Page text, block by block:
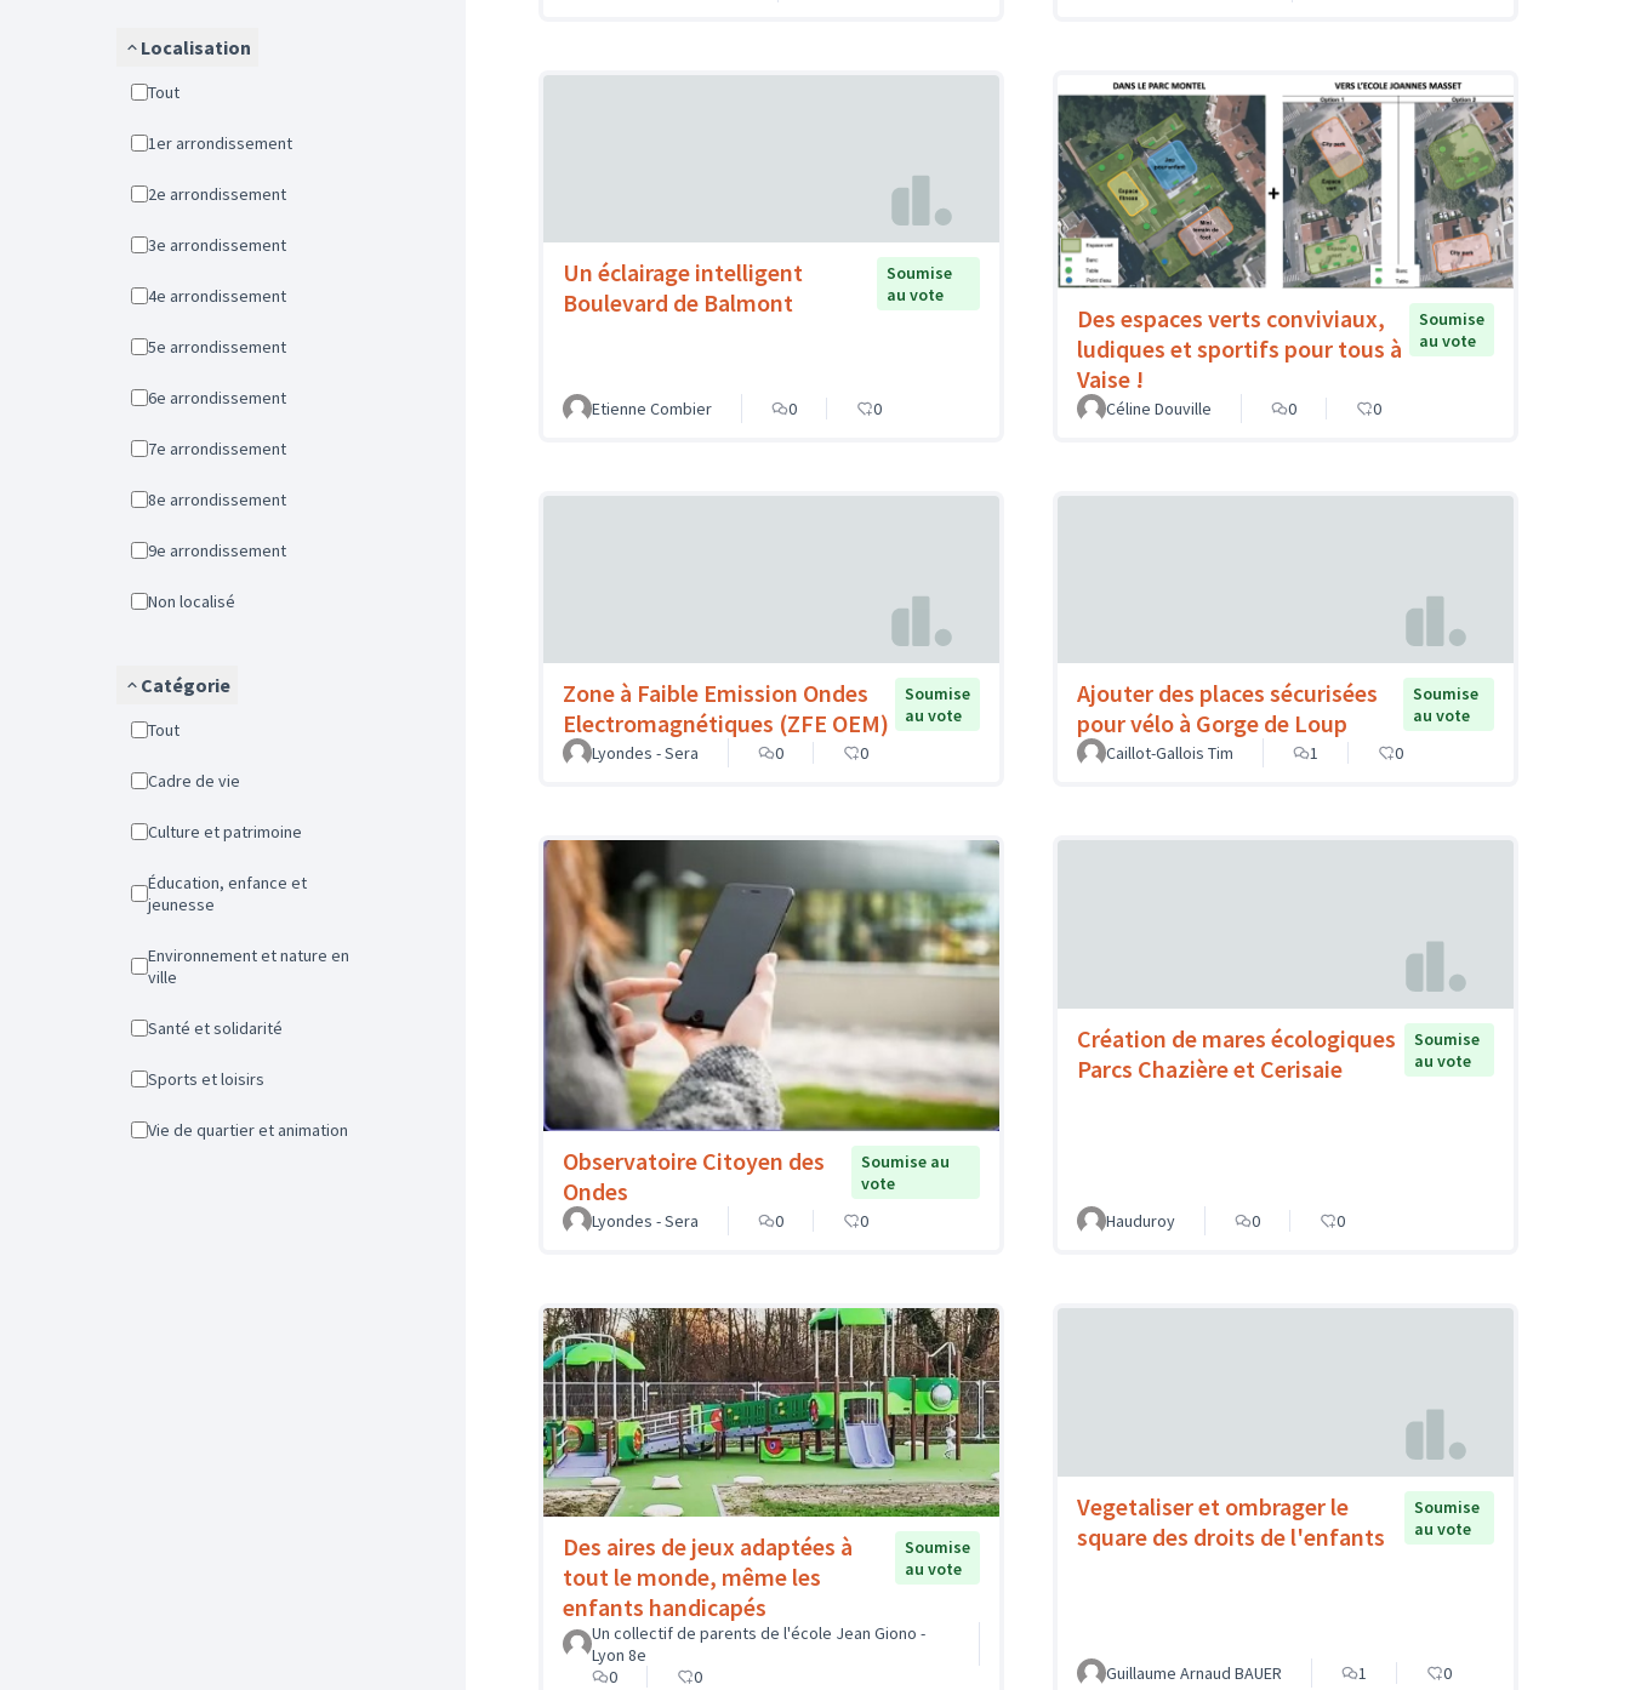
Localisation
Tout
1er arrondissement
2e arrondissement
3e arrondissement
4e arrondissement
5e arrondissement
6e arrondissement
7e arrondissement
8e arrondissement
9e arrondissement
Non localisé
Catégorie
Tout
Cadre de vie
Culture et patrimoine
Éducation, enfance et
jeunesse
Environnement et nature en
ville
Santé et solidarité
Sports et loisirs
Vie de quartier et animation
Un éclairage intelligent
Boulevard de Balmont
Soumise
au vote
Etienne Combier 0 0
Des espaces verts conviviaux,
ludiques et sportifs pour tous à
Vaise !
Soumise
au vote
Céline Douville 0 0
Zone à Faible Emission Ondes
Electromagnétiques (ZFE OEM)
Soumise
au vote
Lyondes - Sera
0 0
Ajouter des places sécurisées
pour vélo à Gorge de Loup
Soumise
au vote
Caillot-Gallois Tim
1 0
Observatoire Citoyen des
Ondes
Soumise au
vote
Lyondes - Sera
0 0
Création de mares écologiques
Parcs Chazière et Cerisaie
Soumise
au vote
Hauduroy 0 0
Des aires de jeux adaptées à
tout le monde, même les
enfants handicapés
Soumise
au vote
Un collectif de parents de l'école Jean Giono -
Lyon 8e
0
0
Vegetaliser et ombrager le
square des droits de l'enfants
Soumise
au vote
Guillaume Arnaud BAUER 1 0